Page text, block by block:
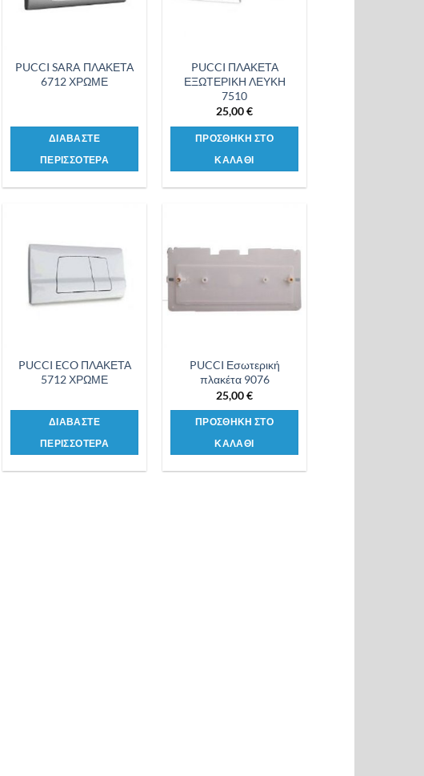
PUCCI SARA ΠΛΑΚΕΤΑ
6712 ΧΡΩΜΕ
ΔΙΑΒΑΣΤΕ
ΠΕΡΙΣΣΟΤΕΡΑ
PUCCI ΠΛΑΚΕΤΑ
ΕΞΩΤΕΡΙΚΗ ΛΕΥΚΗ
7510
25,00€
ΠΡΟΣΘΗΚΗ ΣΤΟ
ΚΑΛΑΘΙ
Προσθήκη
στη λίστα
επιθυμιών
PUCCI ECO ΠΛΑΚΕΤΑ
5712 ΧΡΩΜΕ
ΔΙΑΒΑΣΤΕ
ΠΕΡΙΣΣΟΤΕΡΑ
Προσθήκη
PUCCI Εσωτερική
πλακέτα 9076
25,00€
ΠΡΟΣΘΗΚΗ ΣΤΟ
ΚΑΛΑΘΙ